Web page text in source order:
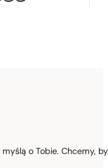
o Tobie. Chcemy,